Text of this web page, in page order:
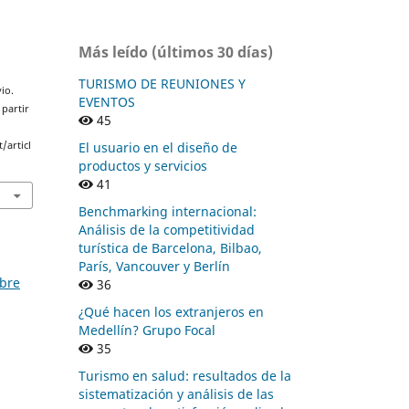
partir
articl
Más leído (últimos 30 días)
TURISMO DE REUNIONES Y
EVENTOS
45
El usuario en el diseño de
productos y servicios
41
Benchmarking internacional:
Análisis de la competitividad
turística de Barcelona, Bilbao,
París, Vancouver y Berlín
36
¿Qué hacen los extranjeros en
Medellín? Grupo Focal
35
Turismo en salud: resultados de la
sistematización y análisis de las